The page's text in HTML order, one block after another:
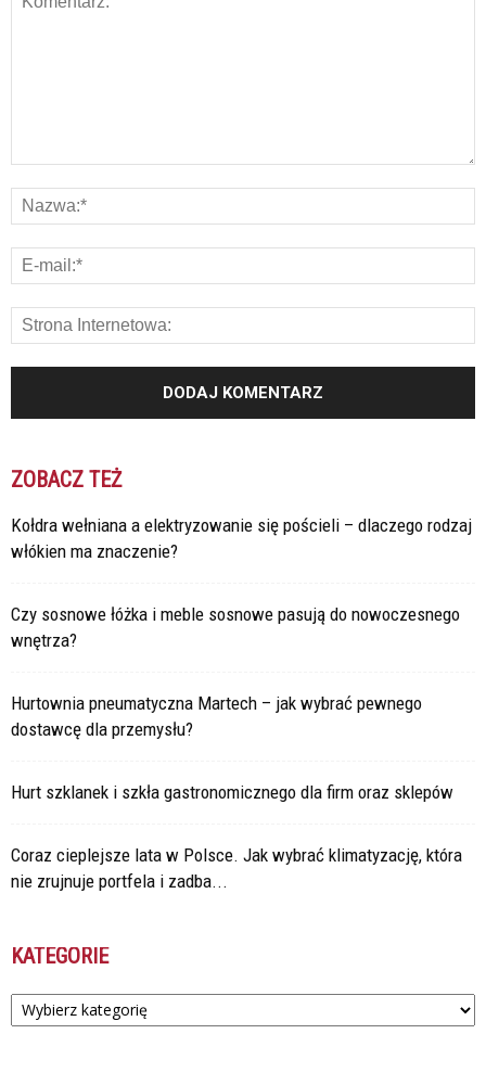
ZOBACZ TEŻ
Kołdra wełniana a elektryzowanie się pościeli – dlaczego rodzaj
włókien ma znaczenie?
Czy sosnowe łóżka i meble sosnowe pasują do nowoczesnego
wnętrza?
Hurtownia pneumatyczna Martech – jak wybrać pewnego
dostawcę dla przemysłu?
Hurt szklanek i szkła gastronomicznego dla firm oraz sklepów
Coraz cieplejsze lata w Polsce. Jak wybrać klimatyzację, która
nie zrujnuje portfela i zadba...
KATEGORIE
Kategorie